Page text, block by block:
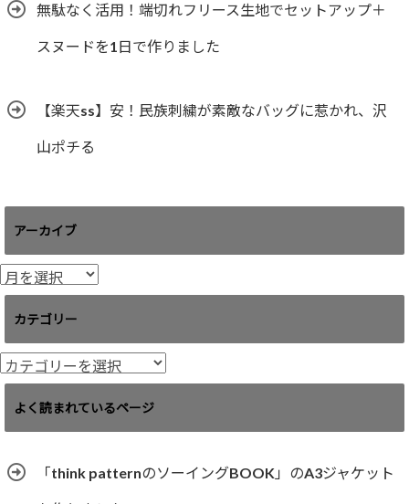
無駄なく活用！端切れフリース生地でセットアップ＋
スヌードを1日で作りました
【楽天ss】安！民族刺繍が素敵なバッグに惹かれ、沢
山ポチる
アーカイブ
ア
ー
イ
ブ
カテゴリー
カ
テ
リ
よく読まれているページ
「think patternのソーイングBOOK」のA3ジャケット